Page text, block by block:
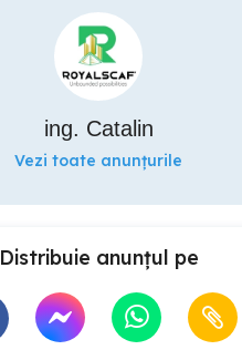
ing. Catalin
Vezi toate anunțurile
Distribuie anunțul pe